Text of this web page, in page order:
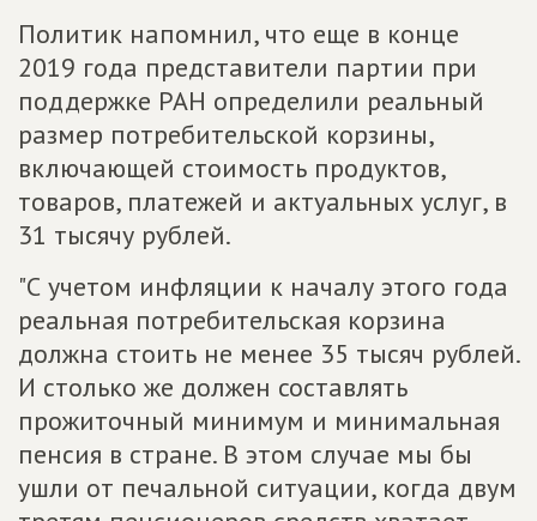
Политик напомнил, что еще в конце
2019 года представители партии при
поддержке РАН определили реальный
размер потребительской корзины,
включающей стоимость продуктов,
товаров, платежей и актуальных услуг, в
31 тысячу рублей.
"С учетом инфляции к началу этого года
реальная потребительская корзина
должна стоить не менее 35 тысяч рублей.
И столько же должен составлять
прожиточный минимум и минимальная
пенсия в стране. В этом случае мы бы
ушли от печальной ситуации, когда двум